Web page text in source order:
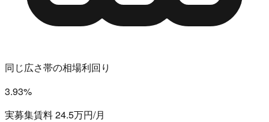
同じ広さ帯の相場利回り
3.93%
実募集賃料 24.5万円/月